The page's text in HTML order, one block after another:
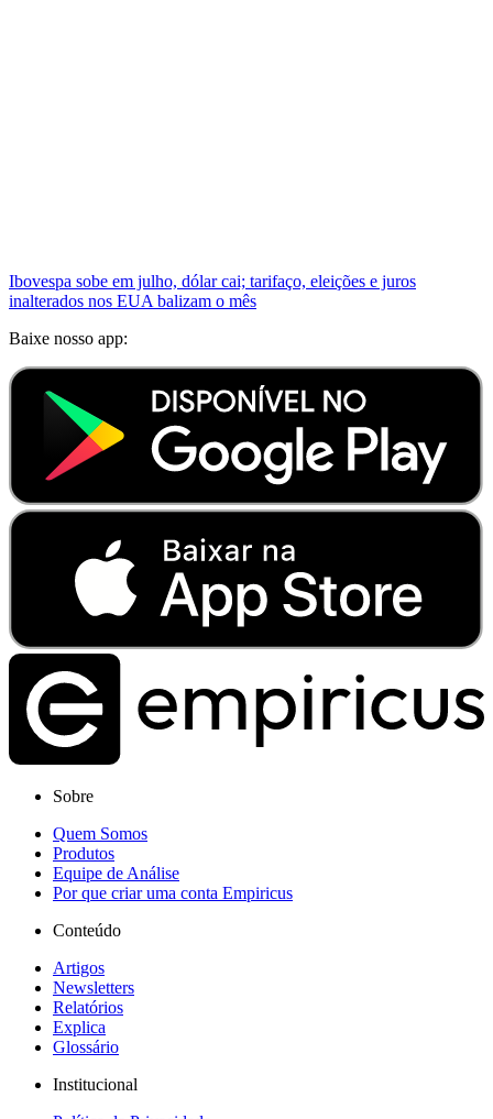
Ibovespa sobe em julho, dólar cai; tarifaço, eleições e juros
inalterados nos EUA balizam o mês
Baixe nosso app:
Sobre
Quem Somos
Produtos
Equipe de Análise
Por que criar uma conta Empiricus
Conteúdo
Artigos
Newsletters
Relatórios
Explica
Glossário
Institucional